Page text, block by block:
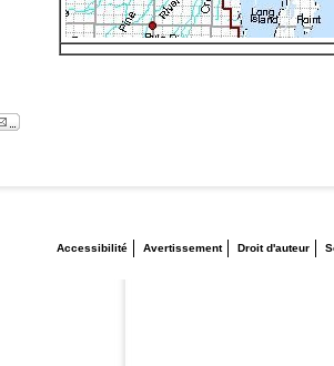
Accessibilité Avertissement Droit d'auteur